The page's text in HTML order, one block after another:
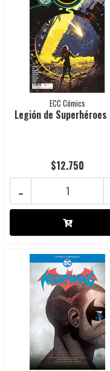
ECC Cómics
Legión de Superhéroes
$12.750
-